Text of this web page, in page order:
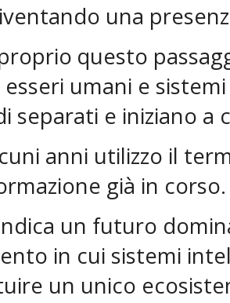
una
questo
esseri umani e
separati e iniziano a
anni utilizzo il
già in corso.
un futuro
in cui sistemi
un unico